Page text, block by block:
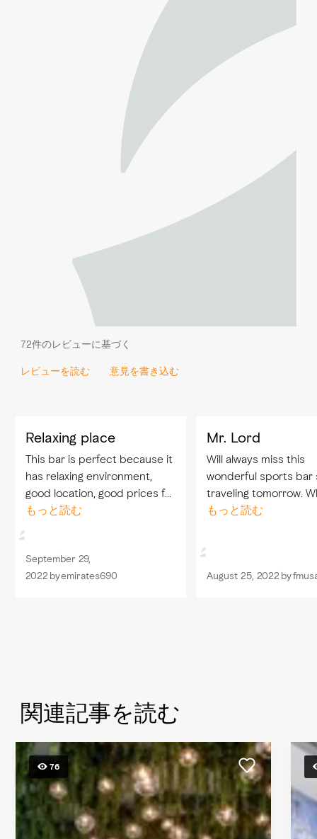
72件のレビューに基づく
レビューを読む 意見を書き込む
Relaxing place
This bar is perfect because it
has relaxing environment,
good location, good prices for
drinks and food, delicious
80% of cocktails are
available...
もっと読む
September 29,
2022 byemirates690
Mr. Lord
Will always miss this
wonderful sports bar
traveling tomorrow.
service and treat by
perfection...
もっと読む
August 25, 2022 by
関連記事を読む
76